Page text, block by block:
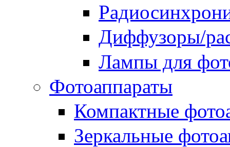
Диффузоры/
Лампы для
Фотоаппараты
Компактные
Зеркальные